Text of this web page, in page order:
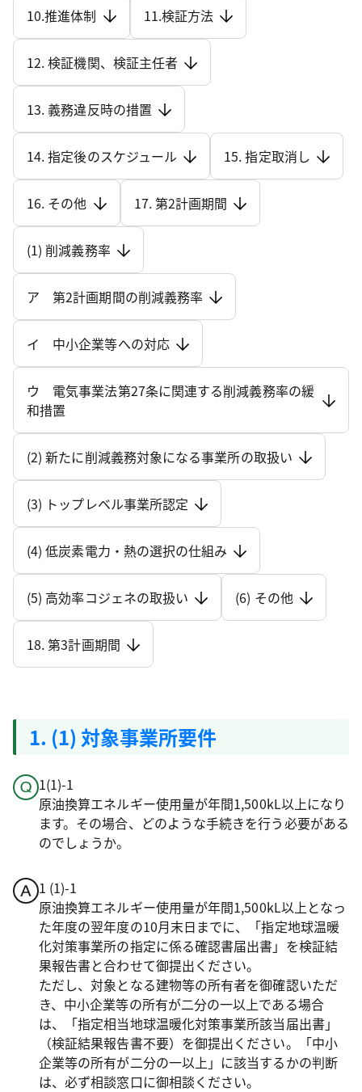
10.推進体制 11.検証方法
12. 検証機関、検証主任者
13. 義務違反時の措置
14. 指定後のスケジュール 15. 指定取消し
16. その他 17. 第2計画期間
(1) 削減義務率
ア 第2計画期間の削減義務率
イ 中小企業等への対応
ウ 電気事業法第27条に関連する削減義務率の緩
和措置
(2) 新たに削減義務対象になる事業所の取扱い
(3) トップレベル事業所認定
(4) 低炭素電力・熱の選択の仕組み
(5) 高効率コジェネの取扱い (6) その他
18. 第3計画期間
1. (1) 対象事業所要件
1(1)-1
原油換算エネルギー使用量が年間1,500kL以上になり
ます。その場合、どのような手続きを行う必要がある
のでしょうか。
1 (1)-1
原油換算エネルギー使用量が年間1,500kL以上となっ
た年度の翌年度の10月末日までに、「指定地球温暖
化対策事業所の指定に係る確認書届出書」を検証結
果報告書と合わせて御提出ください。
ただし、対象となる建物等の所有者を御確認いただ
き、中小企業等の所有が二分の一以上である場合
は、「指定相当地球温暖化対策事業所該当届出書」
（検証結果報告書不要）を御提出ください。「中小
企業等の所有が二分の一以上」に該当するかの判断
は、必ず相談窓口に御相談ください。